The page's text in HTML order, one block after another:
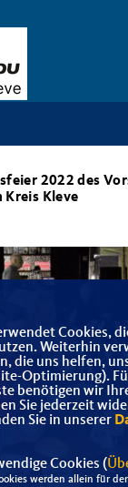
2022 des
Kreis Kleve
Cookies,
Weiterhin
die uns helfen,
Optimierung).
benötigen wir
Sie jederzeit
Sie in unserer
Cookies (
werden allein für